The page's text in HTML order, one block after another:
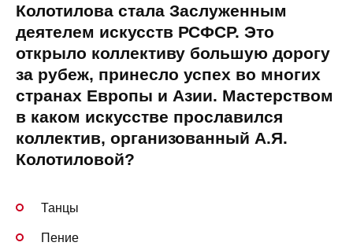
Колотилова стала Заслуженным
деятелем искусств РСФСР. Это
открыло коллективу большую дорогу
за рубеж, принесло успех во многих
странах Европы и Азии. Мастерством
в каком искусстве прославился
коллектив, организованный А.Я.
Колотиловой?
Танцы
Пение